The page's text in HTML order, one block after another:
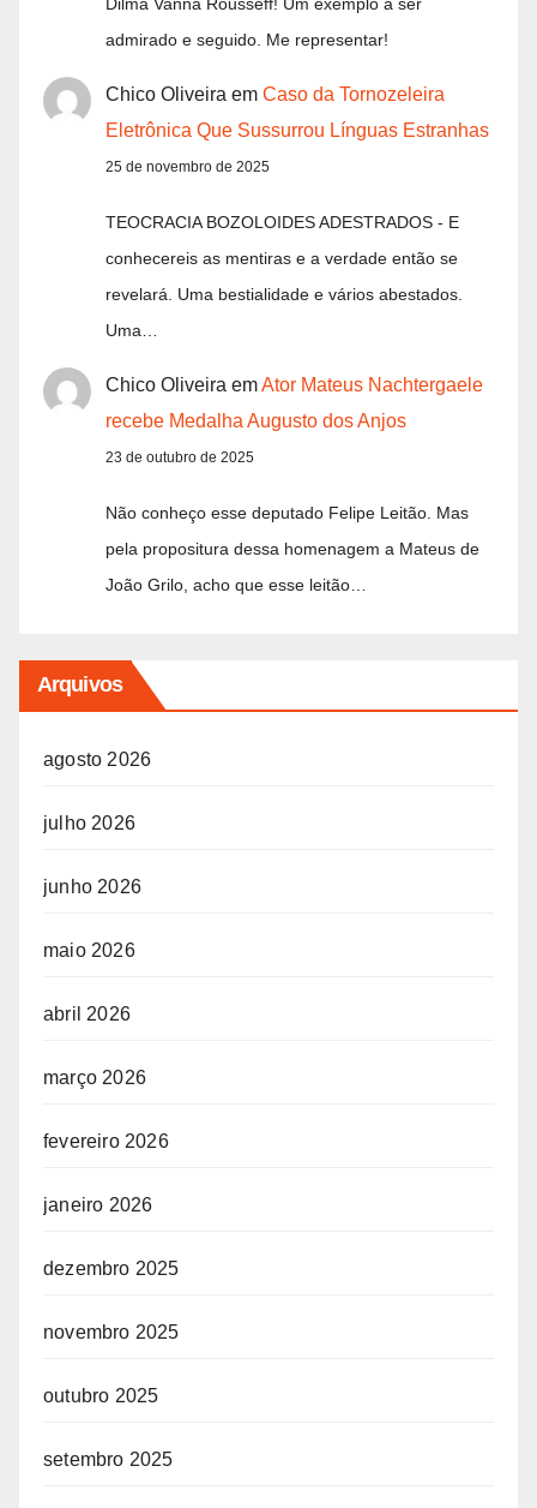
Dilma Vanna Rousseff! Um exemplo a ser
admirado e seguido. Me representar!
Chico Oliveira em Caso da Tornozeleira
Eletrônica Que Sussurrou Línguas Estranhas
25 de novembro de 2025
TEOCRACIA BOZOLOIDES ADESTRADOS - E
conhecereis as mentiras e a verdade então se
revelará. Uma bestialidade e vários abestados.
Uma…
Chico Oliveira emAtor Mateus Nachtergaele
recebe Medalha Augusto dos Anjos
23 de outubro de 2025
Não conheço esse deputado Felipe Leitão. Mas
pela propositura dessa homenagem a Mateus de
João Grilo, acho que esse leitão…
Arquivos
agosto 2026
julho 2026
junho 2026
maio 2026
abril 2026
março 2026
fevereiro 2026
janeiro 2026
dezembro 2025
novembro 2025
outubro 2025
setembro 2025